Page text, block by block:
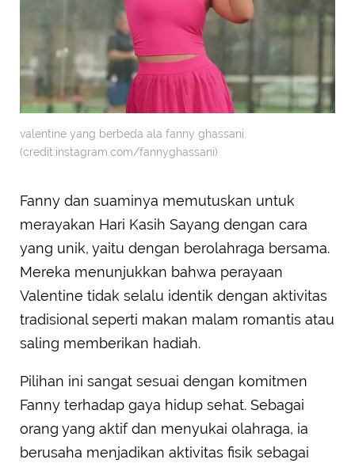
valentine yang berbeda ala fanny ghassani.
(credit:instagram.com/fannyghassani)
Fanny dan suaminya memutuskan untuk
merayakan Hari Kasih Sayang dengan cara
yang unik, yaitu dengan berolahraga bersama.
Mereka menunjukkan bahwa perayaan
Valentine tidak selalu identik dengan aktivitas
tradisional seperti makan malam romantis atau
saling memberikan hadiah.
Pilihan ini sangat sesuai dengan komitmen
Fanny terhadap gaya hidup sehat. Sebagai
orang yang aktif dan menyukai olahraga, ia
berusaha menjadikan aktivitas fisik sebagai